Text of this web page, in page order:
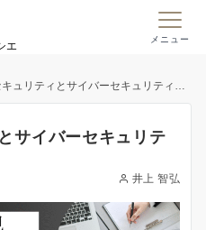
エ
メニュー
リティとサイバーセキュリティの違いとは
サイバーセキュリテ
井上 智弘